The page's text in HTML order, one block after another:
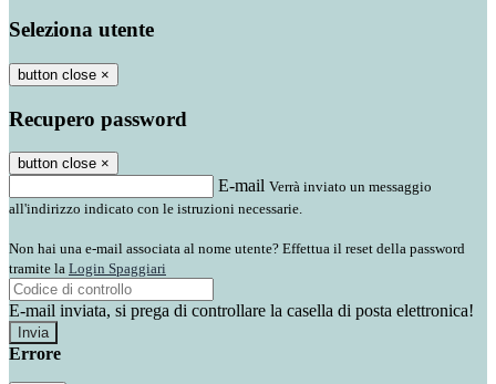
Seleziona utente
button close ×
Recupero password
button close ×
E-mail Verrà inviato un messaggio
all'indirizzo indicato con le istruzioni necessarie.
Non hai una e-mail associata al nome utente? Effettua il reset della password
tramite la Login Spaggiari
E-mail inviata, si prega di controllare la casella di posta elettronica!
Errore